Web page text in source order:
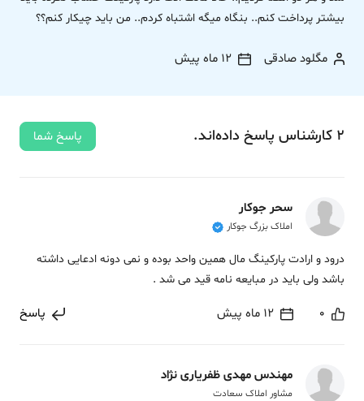
بیشتر پرداخت کنم.. بنگاه میگه اشتباه کردم.. من باید چیکار کنم؟؟
مگلود صادقی 12 ماه پیش
2 کارشناس پاسخ داده‌اند. پاسخ شما
سحر جوکار
املاک بزرگ جوکار
درود و ارادت پارکینگ مال همین واحد بوده و نمی دونه ادعایی داشته
باشد ولی باید در مبایعه نامه قید می شد .
0 12 ماه پیش پاسخ
مهندس مهدی ظفریاری نژاد
مشاور املاک سعادت